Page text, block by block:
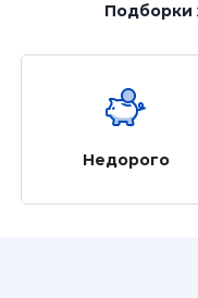
Подборки
Недорого